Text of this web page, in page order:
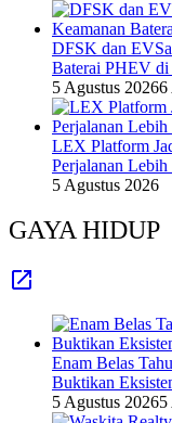
DFSK dan
Baterai PHEV
5 Agustus 20266
LEX Platform
Perjalanan
5 Agustus 2026
GAYA HIDUP
Enam Belas
Buktikan
5 Agustus 20265